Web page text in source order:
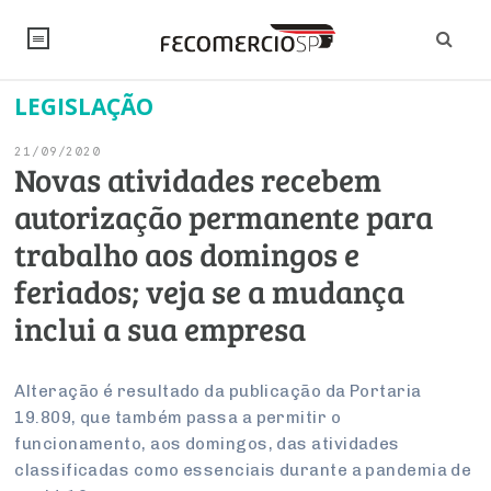
NOTÍCIAS
Artigos
Institucional
Debates Fecomercio-SP
PROJETOS ESPECIAIS:
UM BRASIL
UM BRASIL
Economia
Pesquisas
Brasil
Modernização do Estado
Economia Digital
Inteligência Artificial
Legislação
Trabalho
Arbitragem e Mediação
Reforma Tributária
Negócios
Atacado
Serviços
Sustentabilidade
ESG
Últimas Notícias
PESQUISAS
FALE CONOSCO
INSTITUCIONAL
Imprensa
Negociações Coletivas
CONSELHOS
Conselho de Turismo
Conselho de Emprego e Relações do Trabalho
EMPRESAS
LEGISLAÇÃO
21/09/2020
Novas atividades recebem
autorização permanente para
trabalho aos domingos e
feriados; veja se a mudança
inclui a sua empresa
Alteração é resultado da publicação da Portaria
19.809, que também passa a permitir o
funcionamento, aos domingos, das atividades
classificadas como essenciais durante a pandemia de